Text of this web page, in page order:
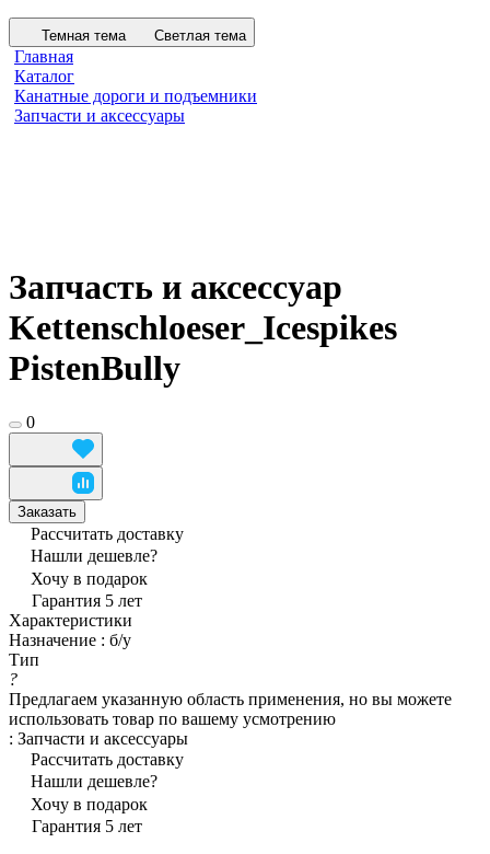
Темная тема Светлая тема
Главная
Каталог
Канатные дороги и подъемники
Запчасти и аксессуары
Запчасть и аксессуар
Kettenschloeser_Icespikes
PistenBully
0
Заказать
Рассчитать доставку
Нашли дешевле?
Хочу в подарок
Гарантия 5 лет
Характеристики
Назначение : б/у
Тип
?
Предлагаем указанную область применения, но вы можете
использовать товар по вашему усмотрению
: Запчасти и аксессуары
Рассчитать доставку
Нашли дешевле?
Хочу в подарок
Гарантия 5 лет